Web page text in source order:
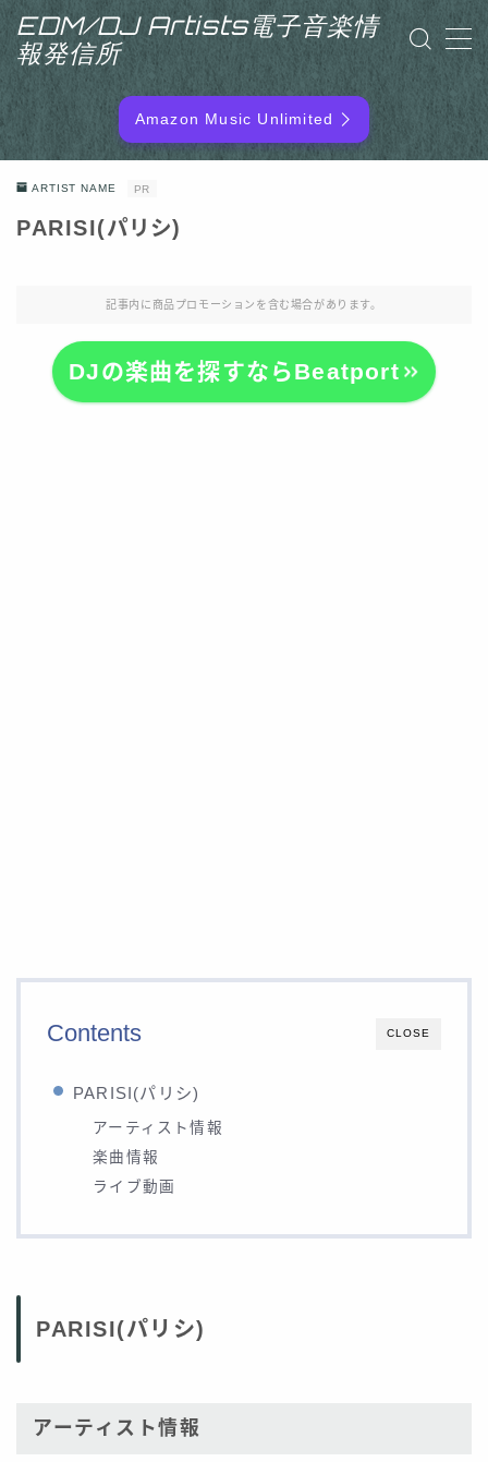
EDM/DJ Artists電子音楽情
報発信所
MENU
EDM/DJ/PD ARTIST
SITEMAP
Amazon Music Unlimited
ARTIST NAME PR
PARISI(パリシ)
記事内に商品プロモーションを含む場合があります。
DJの楽曲を探すならBeatport
CLOSE
Contents
PARISI(パリシ)
アーティスト情報
楽曲情報
ライブ動画
PARISI(パリシ)
アーティスト情報